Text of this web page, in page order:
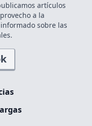
artículos
a la
sobre las